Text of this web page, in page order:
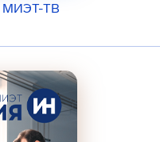
МИЭТ-ТВ